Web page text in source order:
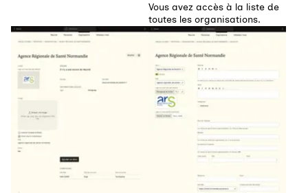
Vous avez accès à la liste de
toutes les organisations.
Agrandir Agrandir